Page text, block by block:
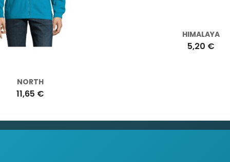
NORTH
11,65 €